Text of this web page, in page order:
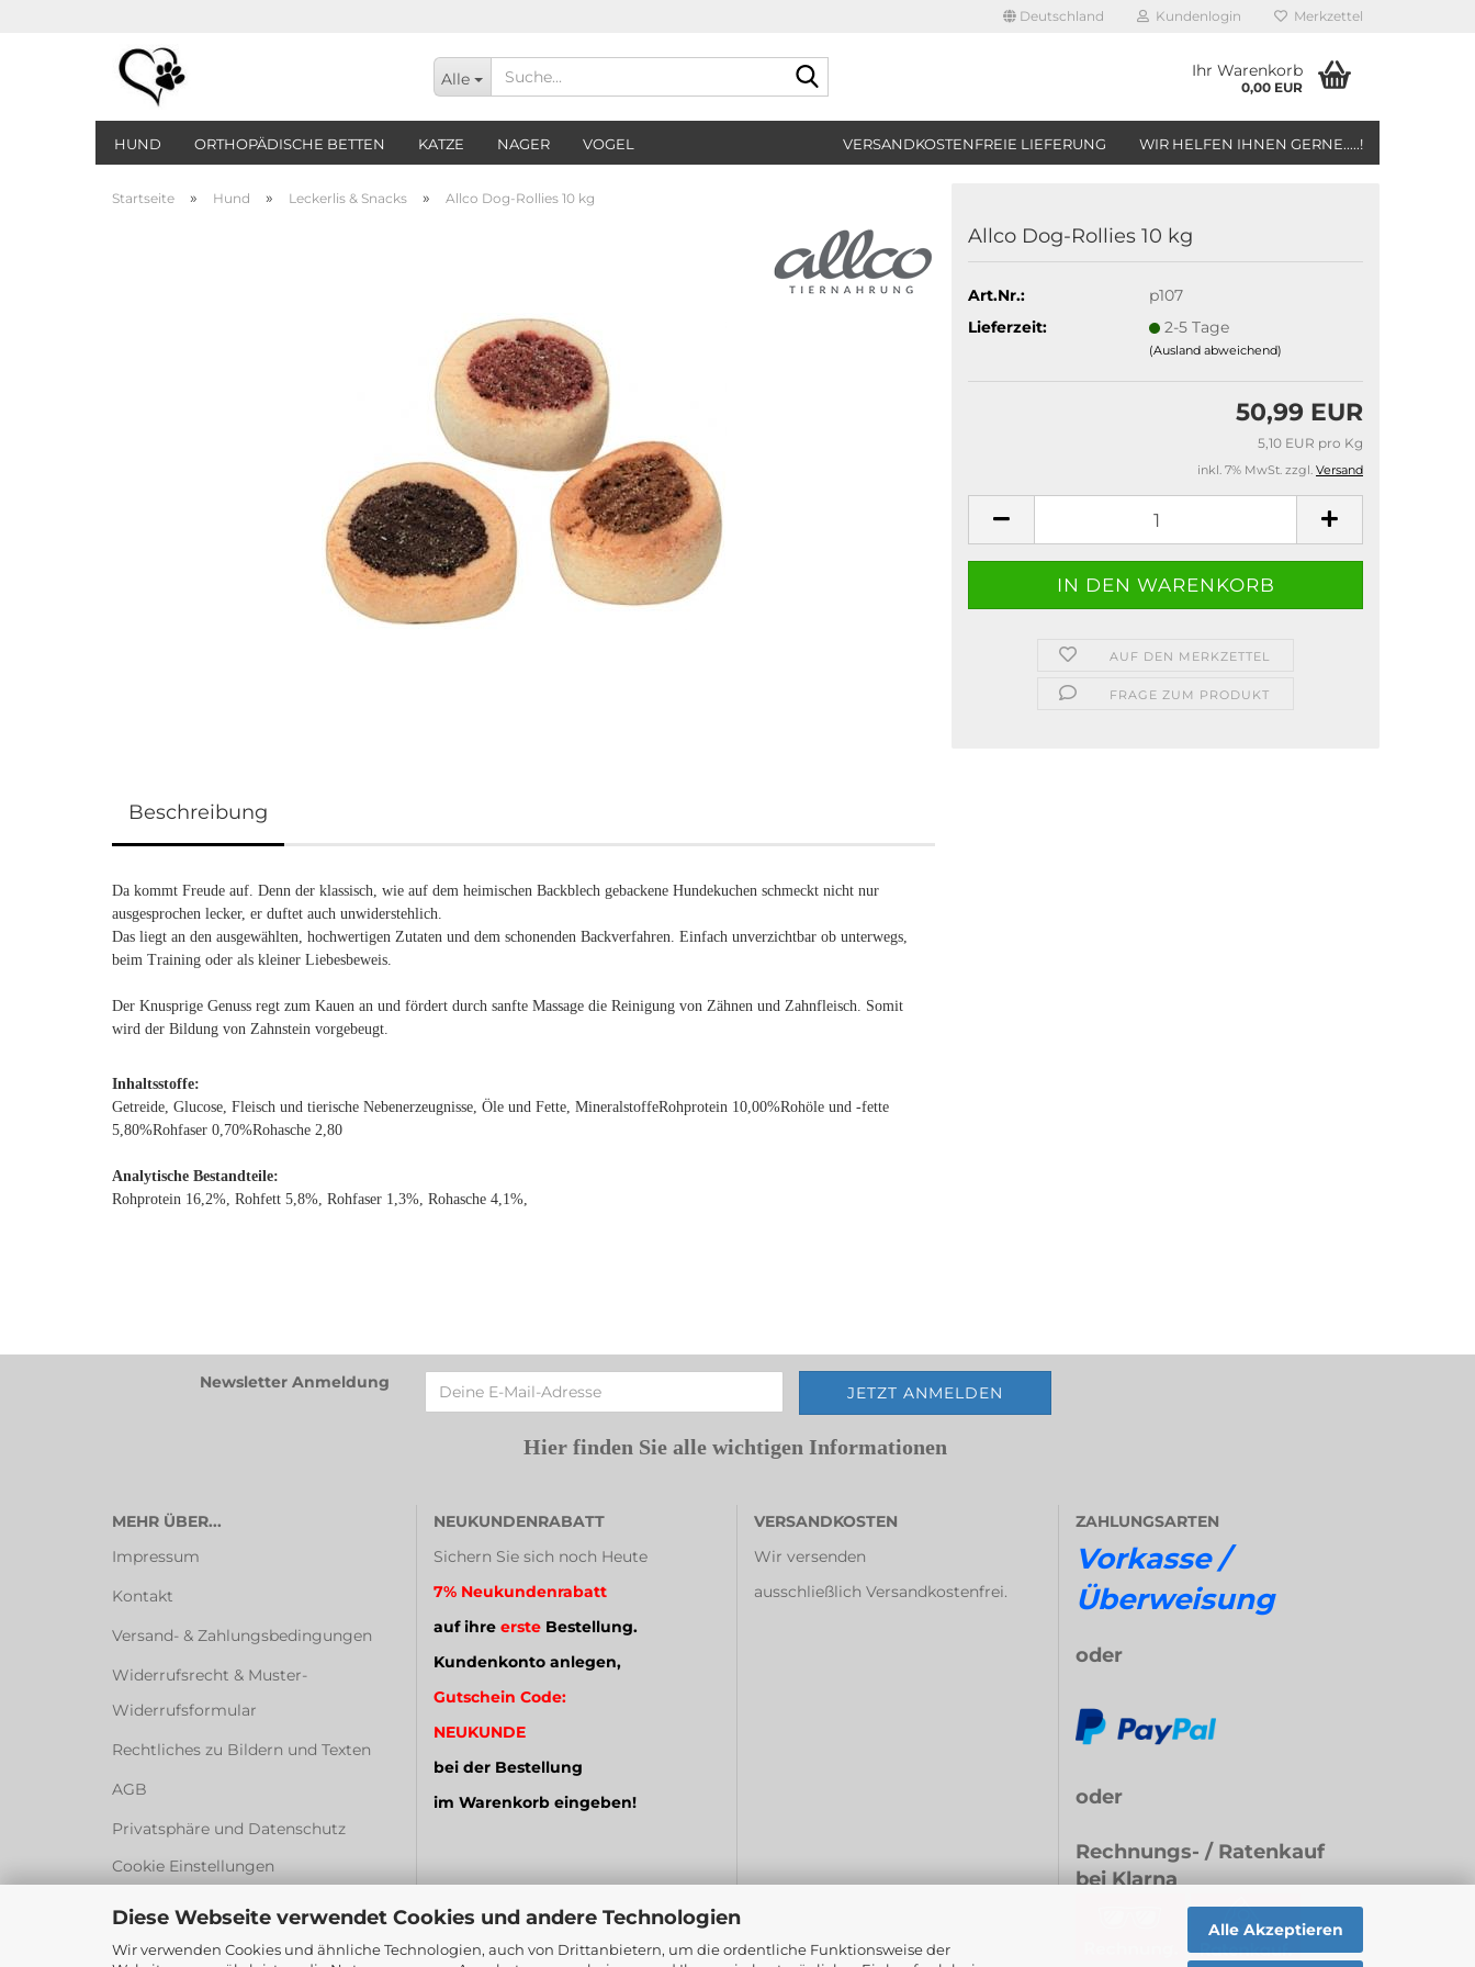
Diese Webseite verwendet Cookies und andere Technologien
Wir verwenden Cookies und ähnliche Technologien, auch von Drittanbietern, um die ordentliche Funktionsweise der
Alle Akzeptieren
Deutschland Kundenlogin Merkzettel
Alle Ihr Warenkorb
0,00 EUR
HUND ORTHOPÄDISCHE BETTEN KATZE NAGER VOGEL VERSANDKOSTENFREIE LIEFERUNG WIR HELFEN IHNEN GERNE.....!
Startseite » Hund » Leckerlis & Snacks » Allco Dog-Rollies 10 kg
Allco Dog-Rollies 10 kg
Art.Nr.:
p107
Lieferzeit:
2-5 Tage
(Ausland abweichend)
50,99 EUR
5,10 EUR pro Kg
inkl. 7% MwSt. zzgl. Versand
AUF DEN MERKZETTEL
FRAGE ZUM PRODUKT
Beschreibung
Da kommt Freude auf. Denn der klassisch, wie auf dem heimischen Backblech gebackene Hundekuchen schmeckt nicht nur
ausgesprochen lecker, er duftet auch unwiderstehlich.
Das liegt an den ausgewählten, hochwertigen Zutaten und dem schonenden Backverfahren. Einfach unverzichtbar ob unterwegs,
beim Training oder als kleiner Liebesbeweis.
Der Knusprige Genuss regt zum Kauen an und fördert durch sanfte Massage die Reinigung von Zähnen und Zahnfleisch. Somit
wird der Bildung von Zahnstein vorgebeugt.
Inhaltsstoffe:
Getreide, Glucose, Fleisch und tierische Nebenerzeugnisse, Öle und Fette, MineralstoffeRohprotein 10,00%Rohöle und -fette
5,80%Rohfaser 0,70%Rohasche 2,80
Analytische Bestandteile:
Rohprotein 16,2%, Rohfett 5,8%, Rohfaser 1,3%, Rohasche 4,1%,
Newsletter Anmeldung
Hier finden Sie alle wichtigen Informationen
MEHR ÜBER...
Impressum
Kontakt
Versand- & Zahlungsbedingungen
Widerrufsrecht & Muster-
Widerrufsformular
Rechtliches zu Bildern und Texten
AGB
Privatsphäre und Datenschutz
Cookie Einstellungen
NEUKUNDENRABATT
Sichern Sie sich noch Heute
7% Neukundenrabatt
auf ihre ersteBestellung.
Kundenkonto anlegen,
Gutschein Code:
NEUKUNDE
bei der Bestellung
im Warenkorb eingeben!
VERSANDKOSTEN
Wir versenden
ausschließlich Versandkostenfrei.
ZAHLUNGSARTEN
Vorkasse /
Überweisung
oder
oder
Rechnungs- / Ratenkauf
bei Klarna